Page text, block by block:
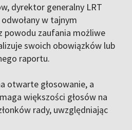
dyrektor generalny LRT
w tajnym
powodu zaufania możliwe
swoich obowiązków lub
raportu.
otwarte głosowanie, a
większości głosów na
rady, uwzględniając